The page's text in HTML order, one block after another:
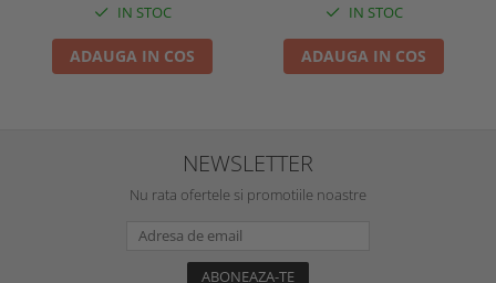
IN STOC
ADAUGA IN COS
IN STOC
ADAUGA IN COS
NEWSLETTER
Nu rata ofertele si promotiile noastre